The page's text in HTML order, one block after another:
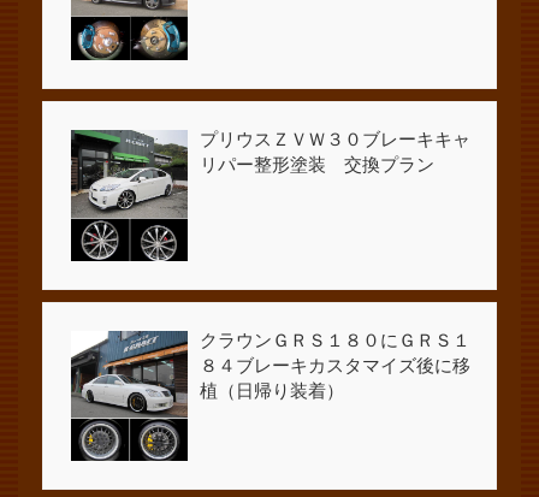
プリウスＺＶＷ３０ブレーキキャ
リパー整形塗装 交換プラン
クラウンＧＲＳ１８０にＧＲＳ１
８４ブレーキカスタマイズ後に移
植（日帰り装着）